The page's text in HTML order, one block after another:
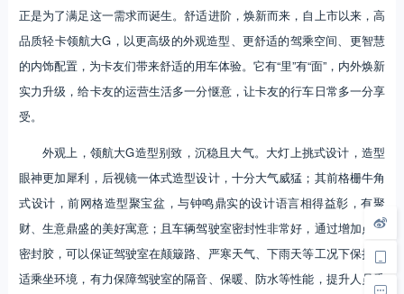
正是为了满足这一需求而诞生。舒适进阶，焕新而来，自上市以来，高
品质轻卡领航大G，以更高级的外观造型、更舒适的驾乘空间、更智慧
的内饰配置，为卡友们带来舒适的用车体验。它有“里”有“面”，内外焕新
实力升级，给卡友的运营生活多一分惬意，让卡友的行车日常多一分享
受。
外观上，领航大G造型别致，沉稳且大气。大灯上挑式设计，造型
眼神更加犀利，后视镜一体式造型设计，十分大气威猛；其前格栅牛角
式设计，前网格造型聚宝盆，与钟鸣鼎实的设计语言相得益彰，有聚
财、生意鼎盛的美好寓意；且车辆驾驶室密封性非常好，通过增加点焊
密封胶，可以保证驾驶室在颠簸路、严寒天气、下雨天等工况下保持舒
适乘坐环境，有力保障驾驶室的隔音、保暖、防水等性能，提升人员乘